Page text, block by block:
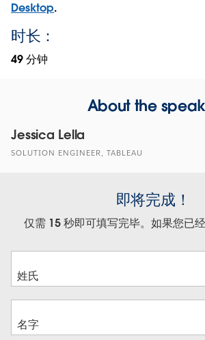
Desktop.
时长：
49 分钟
About the
Jessica Lella
SOLUTION ENGINEER, TABLEAU
即将完成！
仅需 15 秒即可填写完毕。如果您已